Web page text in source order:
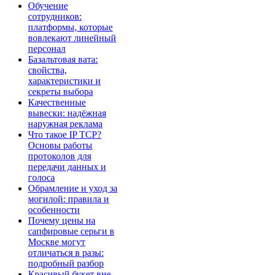
Обучение
сотрудников:
платформы, которые
вовлекают линейный
персонал
Базальтовая вата:
свойства,
характеристики и
секреты выбора
Качественные
вывески: надёжная
наружная реклама
Что такое IP TCP?
Основы работы
протоколов для
передачи данных и
голоса
Обрамление и уход за
могилой: правила и
особенности
Почему цены на
сапфировые серьги в
Москве могут
отличаться в разы:
подробный разбор